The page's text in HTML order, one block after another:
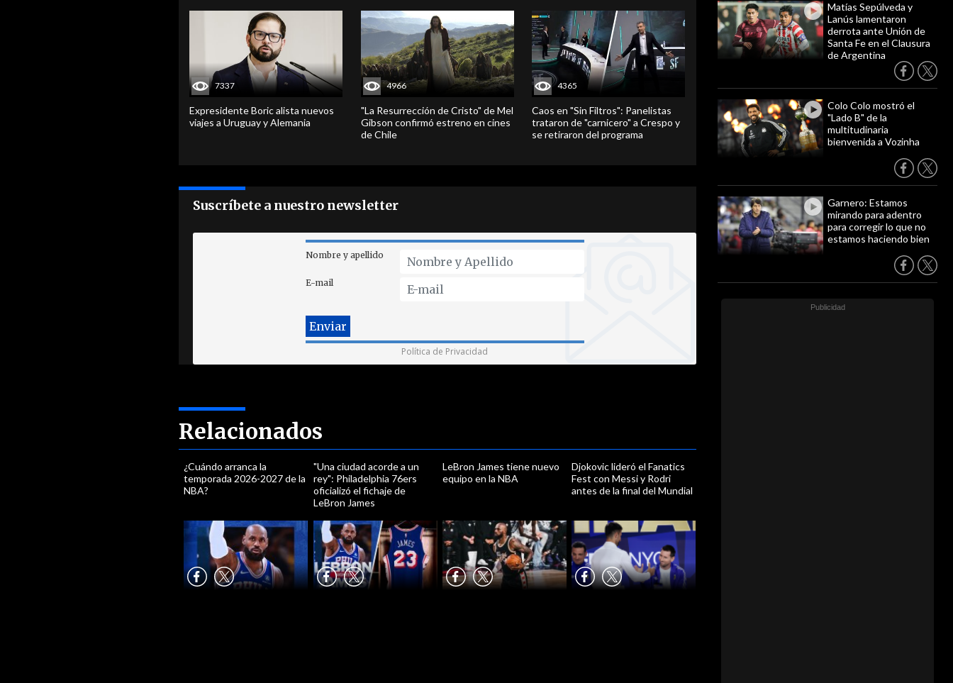
Matías Sepúlveda y
Lanús lamentaron
derrota ante Unión de
Santa Fe en el Clausura
de Argentina
Colo Colo mostró el
"Lado B" de la
multitudinaria
bienvenida a Vozinha
Garnero: Estamos
mirando para adentro
para corregir lo que no
estamos haciendo bien
7337
Expresidente Boric alista nuevos
viajes a Uruguay y Alemania
4966
"La Resurrección de Cristo" de Mel
Gibson confirmó estreno en cines
de Chile
4365
Caos en "Sin Filtros": Panelistas
trataron de "carnicero" a Crespo y
se retiraron del programa
Suscríbete a nuestro newsletter
Nombre y apellido
E-mail
Política de Privacidad
Relacionados
¿Cuándo arranca la
temporada 2026-2027 de la
NBA?
"Una ciudad acorde a un
rey": Philadelphia 76ers
oficializó el fichaje de
LeBron James
LeBron James tiene nuevo
equipo en la NBA
Djokovic lideró el Fanatics
Fest con Messi y Rodri
antes de la final del Mundial